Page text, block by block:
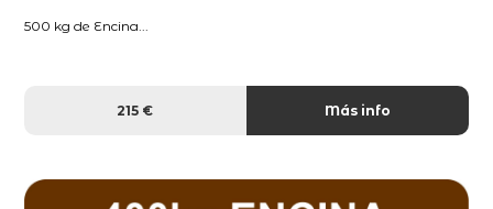
500 kg de Encina...
215 € Más info